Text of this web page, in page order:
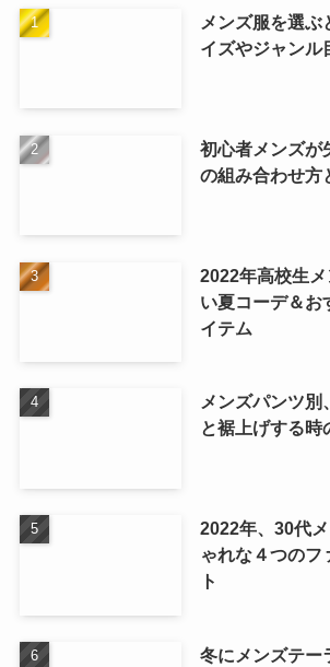
メンズ服を選ぶ
イズやジャンル
初心者メンズが
の組み合わせ方
2022年高校生
い夏コーデ＆お
イテム
メンズパンツ別
と裾上げする時
2022年、30代
ゃれな４つのフ
ト
冬にメンズテー